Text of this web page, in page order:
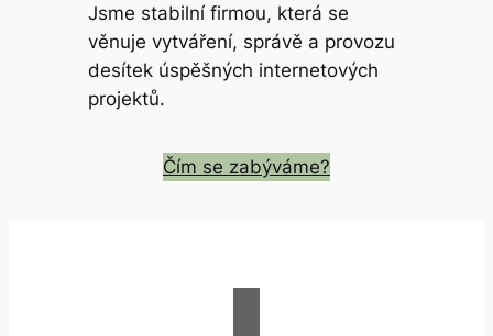
Jsme stabilní firmou, která se
věnuje vytváření, správě a provozu
desítek úspěšných internetových
projektů.
Čím se zabýváme?